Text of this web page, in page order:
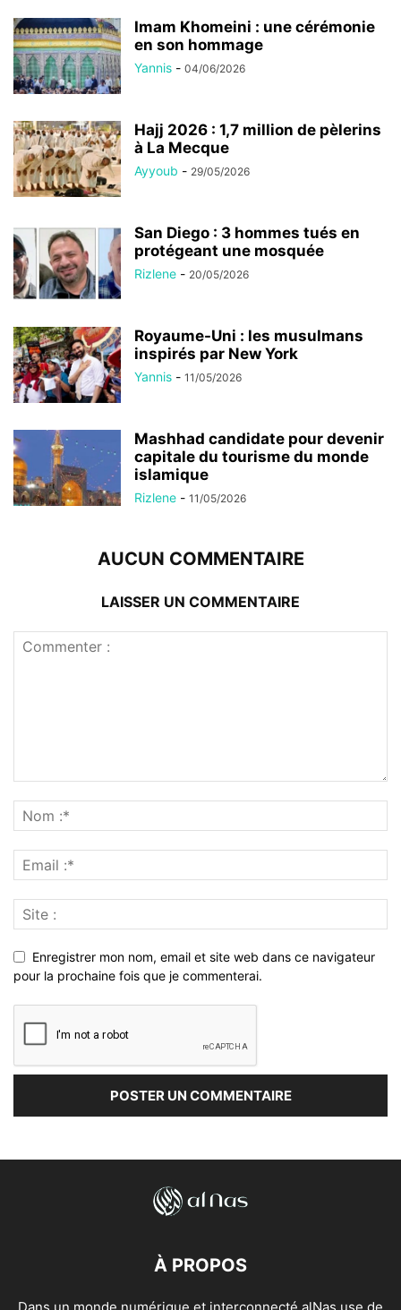
Imam Khomeini : une cérémonie
en son hommage
Yannis - 04/06/2026
Hajj 2026 : 1,7 million de pèlerins
à La Mecque
Ayyoub - 29/05/2026
San Diego : 3 hommes tués en
protégeant une mosquée
Rizlene - 20/05/2026
Royaume-Uni : les musulmans
inspirés par New York
Yannis - 11/05/2026
Mashhad candidate pour devenir
capitale du tourisme du monde
islamique
Rizlene - 11/05/2026
AUCUN COMMENTAIRE
LAISSER UN COMMENTAIRE
Enregistrer mon nom, email et site web dans ce navigateur
pour la prochaine fois que je commenterai.
À PROPOS